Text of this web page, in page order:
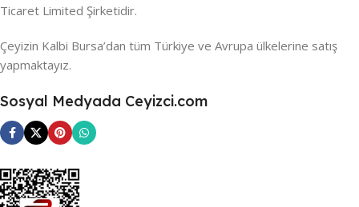
Ticaret Limited Şirketidir.
Çeyizin Kalbi Bursa’dan tüm Türkiye ve Avrupa ülkelerine satış
yapmaktayız.
Sosyal Medyada Ceyizci.com